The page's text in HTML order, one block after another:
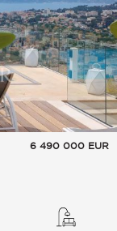
6 490 000 EUR